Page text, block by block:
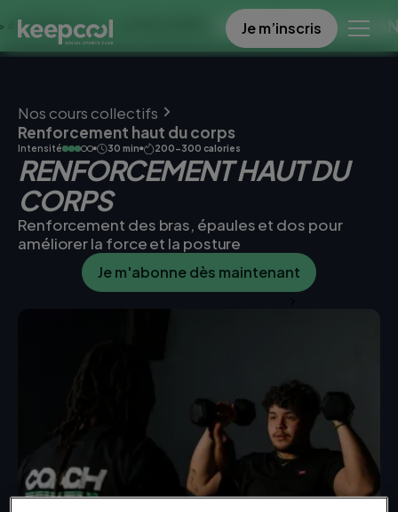
À 0€ << OFFRE LIMITÉE ☀️ OFFRE SPECIALE
Je m’inscris
Nos cours collectifs
Renforcement haut du corps
Intensité 30 min 200-300 calories
RENFORCEMENT HAUT DU
CORPS
Renforcement des bras, épaules et dos pour
améliorer la force et la posture
Je m'abonne dès maintenant